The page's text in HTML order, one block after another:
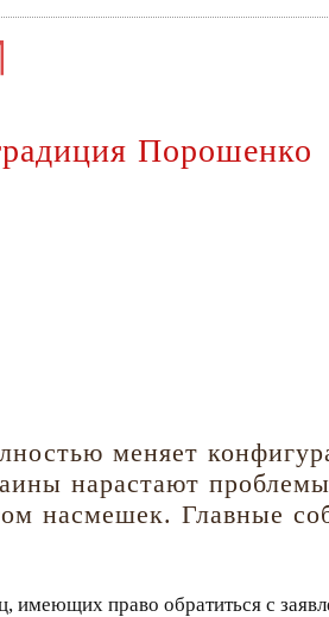
Порошенко
меняет
нарастают
насмешек. Главные
имеющих право обратиться с